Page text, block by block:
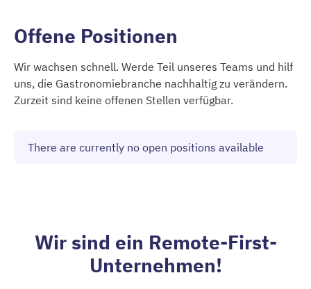
Offene Positionen
Wir wachsen schnell. Werde Teil unseres Teams und hilf
uns, die Gastronomiebranche nachhaltig zu verändern.
Zurzeit sind keine offenen Stellen verfügbar.
There are currently no open positions available
Wir sind ein Remote-First-
Unternehmen!